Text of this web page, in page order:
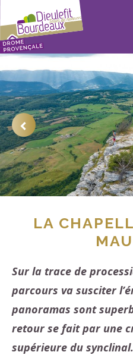
LA
Sur la trace de
parcours va susciter
panoramas sont
retour se fait par une
supérieure du synclinal.